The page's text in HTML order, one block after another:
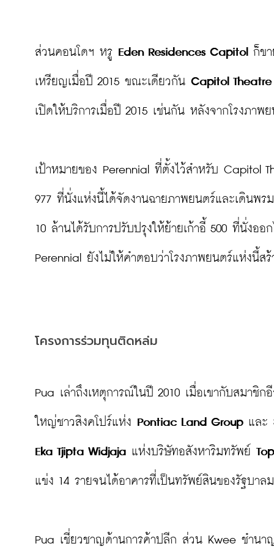
ส่วนคอนโดฯ หรู Eden Residences Capitol ก็ข
เหรียญเมื่อปี 2015 ขณะเดียวกัน Capitol Theatre
เปิดให้บริการเมื่อปี 2015 เช่นกัน หลังจากโรงภา
เป้าหมายของ Perennial ที่ตั้งไว้สำหรับ Capitol
977 ที่นั่งแห่งนี้ได้จัดงานฉายภาพยนตร์และเดินพร
10 ล้านได้รับการปรับปรุงให้ย้ายเก้าอี้ 500 ที่นั่งอ
Perennial ยังไม่ให้คำตอบว่าโรงภาพยนตร์แห่งนี้สร้
โครงการร่วมทุนติดหล่ม
Pua เล่าถึงเหตุการณ์ในปี 2010 เมื่อเขากับสมา
ใหญ่ชาวสิงคโปร์แห่ง Pontiac Land Group และ
Eka Tjipta Widjaja แห่งบริษัทอสังหาริมทรัพย์
แข่ง 14 รายจนได้อาคารที่เป็นทรัพย์สินของรัฐบาล
Pua เชี่ยวชาญด้านการค้าปลีก ส่วน Kwee ชำนาญ